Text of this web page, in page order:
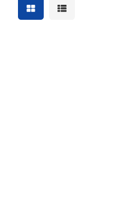
Mostrar resultados
Mostrar